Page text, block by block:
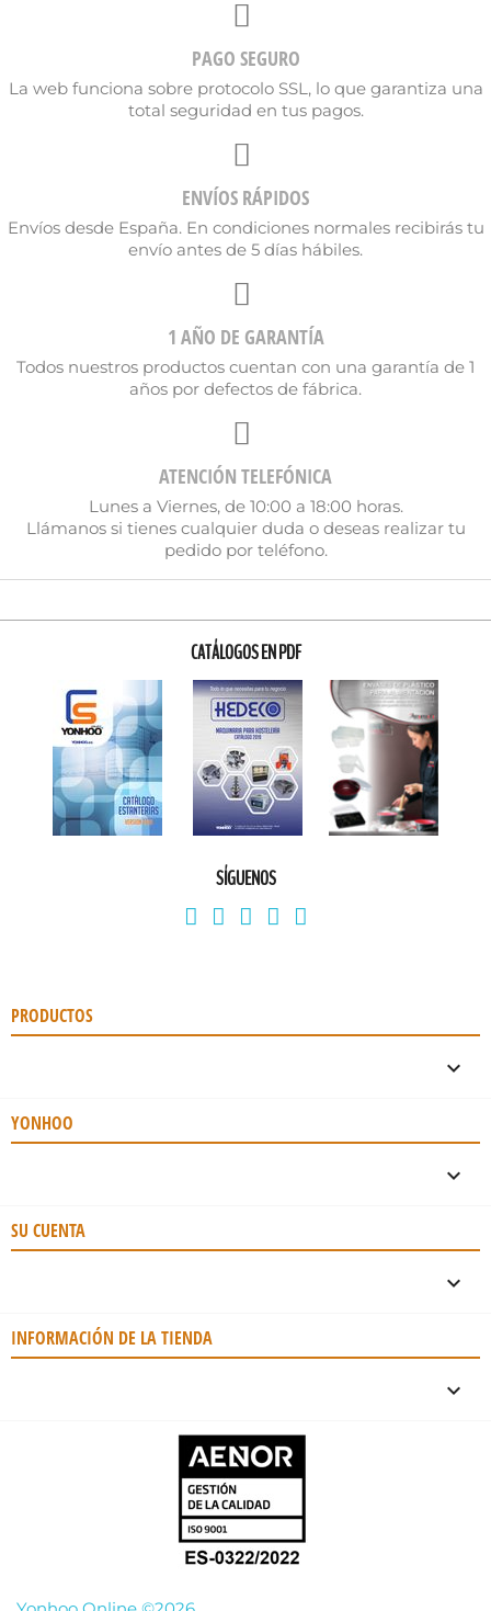
PAGO SEGURO
La web funciona sobre protocolo SSL, lo que garantiza una
total seguridad en tus pagos.
ENVÍOS RÁPIDOS
Envíos desde España. En condiciones normales recibirás tu
envío antes de 5 días hábiles.
1 AÑO DE GARANTÍA
Todos nuestros productos cuentan con una garantía de 1
años por defectos de fábrica.
ATENCIÓN TELEFÓNICA
Lunes a Viernes, de 10:00 a 18:00 horas.
Llámanos si tienes cualquier duda o deseas realizar tu
pedido por teléfono.
CATÁLOGOS EN PDF
SÍGUENOS
PRODUCTOS

YONHOO

SU CUENTA

INFORMACIÓN DE LA TIENDA
keyboard_arrow_down
Crear lista de deseos ×